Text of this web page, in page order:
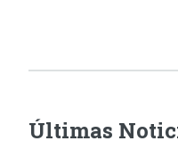
Últimas